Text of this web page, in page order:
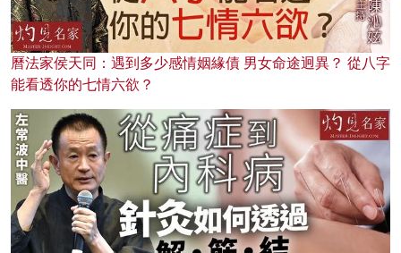
曆法家侯天同：遇到多少感情姻緣債 男女命途迥異？ 從八字
能看透你的七情六欲？